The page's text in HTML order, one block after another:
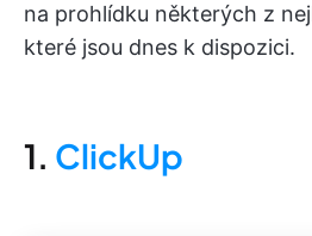
na prohlídku některých z
které jsou dnes k dispozici.
1. ClickUp